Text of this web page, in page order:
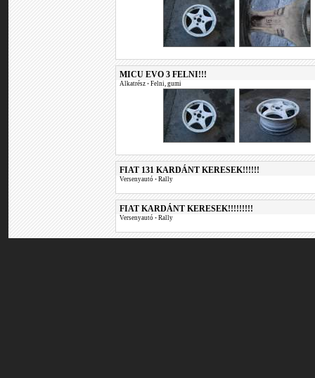
MICU EVO 3 FELNI!!!
Alkatrész • Felni, gumi
FIAT 131 KARDÁNT KERESEK!!!!!!
Versenyautó • Rally
FIAT KARDÁNT KERESEK!!!!!!!!!
Versenyautó • Rally